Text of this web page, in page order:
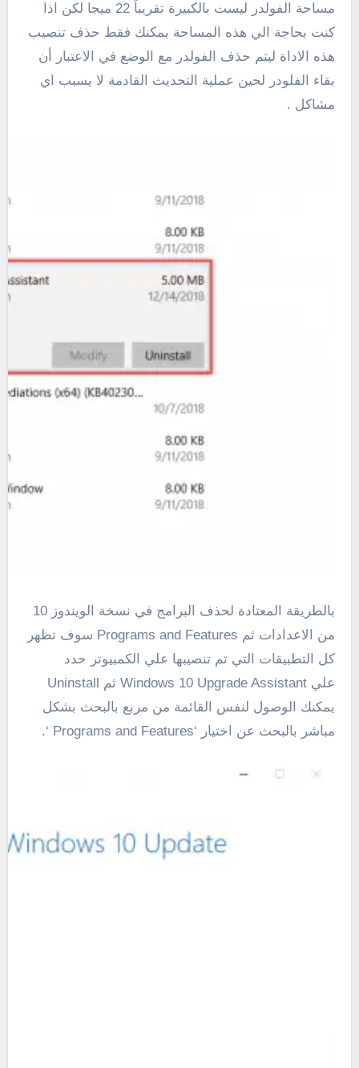
مساحة الفولدر ليست بالكبيرة تقريباً 22 ميجا لكن اذا
كنت بحاجة الي هذه المساحة يمكنك فقط حذف تنصيب
هذه الاداة ليتم حذف الفولدر مع الوضع في الاعتبار أن
بقاء الفلودر لحين عملية التحديث القادمة لا يسبب اي
مشاكل .
بالطريقة المعتادة لحذف البرامج في نسخة الويندوز 10
من الاعدادات ثم Programs and Features سوف تظهر
كل التطبيقات التي تم تنصيبها علي الكمبيوتر حدد
علي Windows 10 Upgrade Assistant ثم Uninstall
يمكنك الوصول لنفس القائمة من مربع بالبحث بشكل
مباشر بالبحث عن اختيار ‘Programs and Features ‘.